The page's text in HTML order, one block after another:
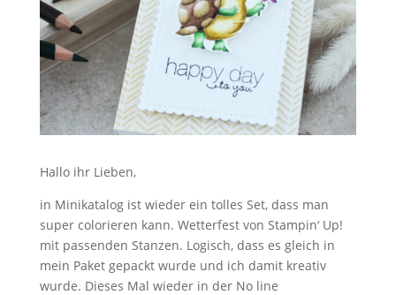
Hallo ihr Lieben,
in Minikatalog ist wieder ein tolles Set, dass man
super colorieren kann. Wetterfest von Stampin‘ Up!
mit passenden Stanzen. Logisch, dass es gleich in
mein Paket gepackt wurde und ich damit kreativ
wurde. Dieses Mal wieder in der No line